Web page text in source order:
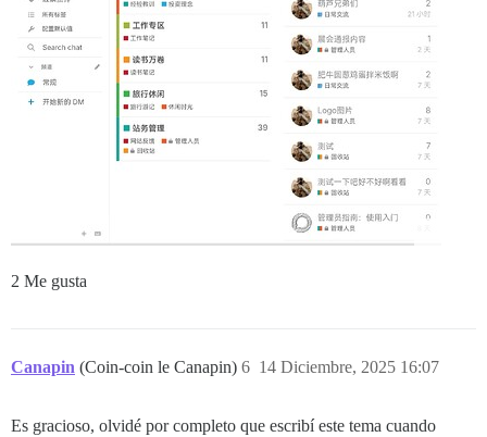
2 Me gusta
Canapin (Coin-coin le Canapin) 14 Diciembre, 2025 16:07
6
Es gracioso, olvidé por completo que escribí este tema cuando